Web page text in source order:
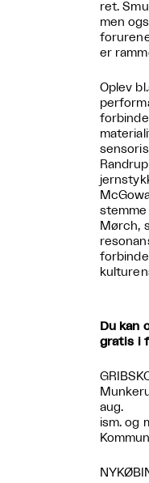
ret.
men
er
Oplev
Mørch,
Du kan
gratis i
aug.
ism. og